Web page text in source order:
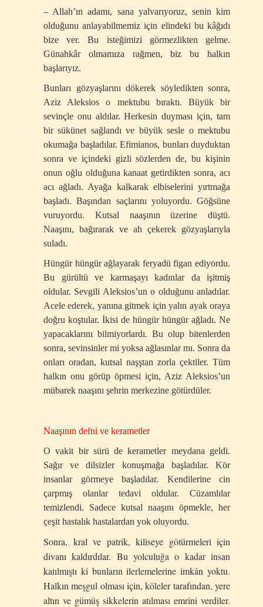
– Allah’ın adamı, sana yalvarıyoruz, senin kim
olduğunu anlayabilmemiz için elindeki bu kâğıdı
bize ver. Bu isteğimizi görmezlikten gelme.
Günahkâr olmamıza rağmen, biz bu halkın
başlarıyız.
Bunları gözyaşlarını dökerek söyledikten sonra,
Aziz Aleksios o mektubu bıraktı. Büyük bir
sevinçle onu aldılar. Herkesin duyması için, tam
bir sükünet sağlandı ve büyük sesle o mektubu
okumağa başladılar. Efimianos, bunları duyduktan
sonra ve içindeki gizli sözlerden de, bu kişinin
onun oğlu olduğuna kanaat getirdikten sonra, acı
acı ağladı. Ayağa kalkarak elbiselerini yırtmağa
başladı. Başından saçlarını yoluyordu. Göğsüne
vuruyordu. Kutsal naaşının üzerine düştü.
Naaşını, bağırarak ve ah çekerek gözyaşlarıyla
suladı.
Hüngür hüngür ağlayarak feryadü figan ediyordu.
Bu gürültü ve karmaşayı kadınlar da işitmiş
oldular. Sevgili Aleksios’un o olduğunu anladılar.
Acele ederek, yanına gitmek için yalın ayak oraya
doğru koştular. İkisi de hüngür hüngür ağladı. Ne
yapacaklarını bilmiyorlardı. Bu olup bitenlerden
sonra, sevinsinler mi yoksa ağlasınlar mı. Sonra da
onları oradan, kutsal naşştan zorla çektiler. Tüm
halkın onu görüp öpmesi için, Aziz Aleksios’un
mübarek naaşını şehrin merkezine götürdüler.
Naaşının defni ve kerametler
O vakit bir sürü de kerametler meydana geldi.
Sağır ve dilsizler konuşmağa başladılar. Kör
insanlar görmeye başladılar. Kendilerine cin
çarpmış olanlar tedavi oldular. Cüzamlılar
temizlendi. Sadece kutsal naaşını öpmekle, her
çeşit hastalık hastalardan yok oluyordu.
Sonra, kral ve patrik, kiliseye götürmeleri için
divanı kaldırdılar. Bu yolculuğa o kadar insan
katılmıştı ki bunların ilerlemelerine imkân yoktu.
Halkın meşgul olması için, köleler tarafından, yere
altın ve gümüş sikkelerin atılması emrini verdiler.